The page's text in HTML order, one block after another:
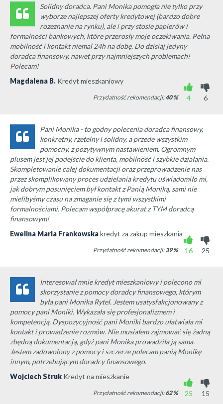
Solidny doradca. Pani Monika pomogła nie tylko przy
wyborze najlepszej oferty kredytowej (bardzo dobre
rozeznanie na rynku), ale i przy stosie papierów i
formalności bankowych, które przerosły moje oczekiwania. Pełna
mobilność i kontakt niemal 24h na dobę. Do dzisiaj jedyny
doradca finansowy, nawet przy najmniejszych problemach!
Polecam!
Magdalena B. Kredyt mieszkaniowy
4
6
Przydatność rekomendacji:40%
Pani Monika - to godny polecenia doradca finansowy,
konkretny, rzetelny i solidny, a przede wszystkim
pomocny, z pozytywnym nastawieniem. Ogromnym
plusem jest jej podejście do klienta, mobilność i szybkie działania.
Skompletowanie całej dokumentacji oraz przeprowadzenie nas
przez skomplikowany proces udzielania kredytu uświadomiło mi,
jak dobrym posunięciem był kontakt z Panią Moniką, sami nie
mielibyśmy czasu na zmaganie się z tymi wszystkimi
formalnościami. Polecam współpracę akurat z TYM doradcą
finansowym!
Ewelina Maria Frankowskakredyt za zakup mieszkania
16
25
Przydatność rekomendacji:39%
Interesował mnie kredyt mieszkaniowy i polecono mi
skorzystanie z pomocy doradcy finansowego, którym
była pani Monika Rytel. Jestem usatysfakcjonowany z
pomocy pani Moniki. Wykazała się profesjonalizmem i
kompetencją. Dyspozycyjność pani Moniki bardzo ułatwiała mi
kontakt i prowadzenie rozmów. Nie musiałem zajmować się żadną
zbędną dokumentacją, gdyż pani Monika prowadziła ją sama.
Jestem zadowolony z pomocy i szczerze polecam panią Monikę
innym, potrzebującym doradcy finansowego.
Wojciech Struk Kredyt na mieszkanie
25
15
Przydatność rekomendacji:62%